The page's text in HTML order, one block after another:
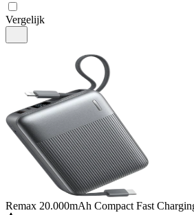
Vergelijk
Remax 20.000mAh Compact Fast